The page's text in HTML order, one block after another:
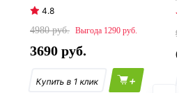
4.8
4980
1290
3690
+